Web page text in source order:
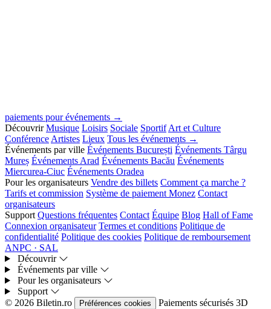
paiements pour événements →
Découvrir Musique Loisirs Sociale Sportif Art et Culture
Conférence Artistes Lieux Tous les événements →
Événements par ville Événements București Événements Târgu
Mureș Événements Arad Événements Bacău Événements
Miercurea-Ciuc Événements Oradea
Pour les organisateurs Vendre des billets Comment ça marche ?
Tarifs et commission Système de paiement Monez Contact
organisateurs
Support Questions fréquentes Contact Équipe Blog Hall of Fame
Connexion organisateur Termes et conditions Politique de
confidentialité Politique des cookies Politique de remboursement
ANPC · SAL
Découvrir
Événements par ville
Pour les organisateurs
Support
© 2026 Biletin.ro
Préférences cookies Paiements sécurisés 3D